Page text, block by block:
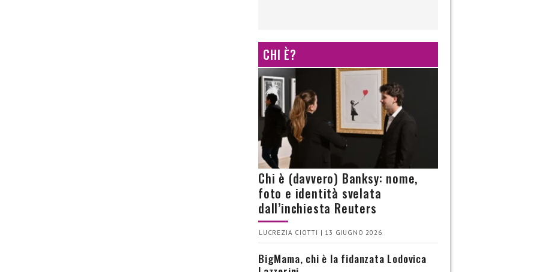
CHI È?
Chi è (davvero) Banksy: nome,
foto e identità svelata
dall’inchiesta Reuters
LUCREZIA CIOTTI | 13 GIUGNO 2026
BigMama, chi è la fidanzata Lodovica